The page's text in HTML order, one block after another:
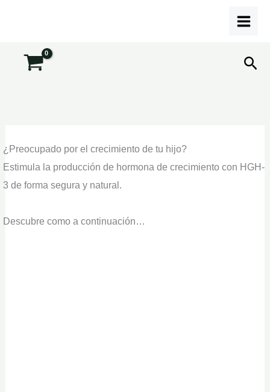
¿Preocupado por el crecimiento de tu hijo?
Estimula la producción de hormona de crecimiento con HGH-
3 de forma segura y natural.
Descubre como a continuación…